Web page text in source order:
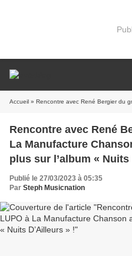
Accueil » Rencontre avec René Bergier du groupe LUPO à La
Rencontre avec René
La Manufacture
plus sur l’album « Nuits
Publié le 27/03/2023 à 05:35
Par Steph Musicnation